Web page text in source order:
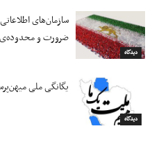
دیدگاه
سازمان‌های
ضرورت و محدوده‌ی
دیدگاه
یگانگی ملی